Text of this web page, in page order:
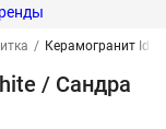
/ Керамогранит
/ Сандра